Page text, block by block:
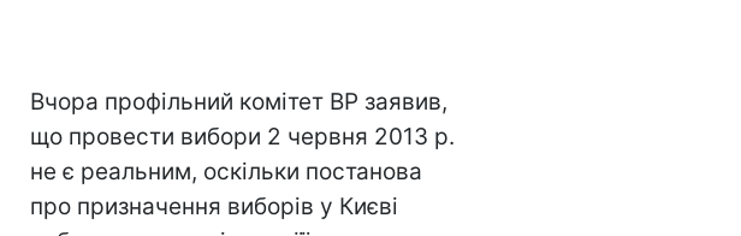
Вчора профільний комітет ВР заявив,
що провести вибори 2 червня 2013 р.
не є реальним, оскільки постанова
про призначення виборів у Києві